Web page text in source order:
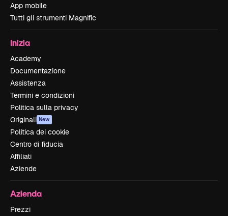
App mobile
Tutti gli strumenti Magnific
Inizia
Academy
Documentazione
Assistenza
Termini e condizioni
Politica sulla privacy
Originali New
Politica dei cookie
Centro di fiducia
Affiliati
Aziende
Azienda
Prezzi